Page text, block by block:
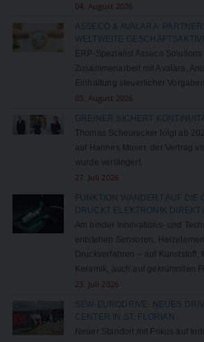
04. August 2026
ASSECO & AVALARA:
WELTWEITE
ERP-Spezialist Asseco Solutions
Zusammenarbeit mit Avalara,
Einhaltung steuerlicher
03. August 2026
GREINER SICHERT
Thomas Scheurecker folgt ab
auf Hannes Moser, der Vertrag
wurde verlängert.
27. Juli 2026
FUNKTION WANDERT AUF DIE
DRUCKT ELEKTRONIK DIREKT
Am binder Innovations- und
entstehen Sensoren,
Druckverfahren – auf Kunststoff,
Keramik, auch auf gekrümmten
23. Juli 2026
SEW-EURODRIVE: NEUES
CENTER IN ST. FLORIAN
Neuer Standort mit Fokus auf